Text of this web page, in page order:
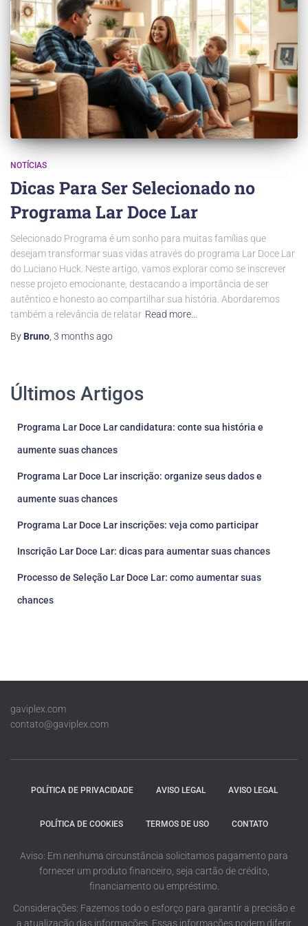
NOTÍCIAS
Dicas Para Ser Selecionado no
Programa Lar Doce Lar
Selecionado Programa é um sonho para muitas famílias que
desejam transformar suas vidas através do programa Lar Doce Lar
do Luciano Huck. Neste artigo, vamos explorar como se inscrever
nesse projeto emocionante, destacando a importância de ser
autêntico e honesto ao compartilhar sua história. Abordaremos
também a relevância de relatar Read more…
By Bruno 3 monthsago
Últimos Artigos
Programa Lar Doce Lar candidatura: conte sua história e
aumente suas chances
Programa Lar Doce Lar inscrição: organize seus dados e
aumente suas chances
Programa Lar Doce Lar inscrições: veja como participar
Inscrição Lar Doce Lar: dicas para aumentar suas chances
Processo de Seleção Lar Doce Lar: como aumentar suas
chances
gaviplex.com
contato@gaviplex.com
POLÍTICA DE PRIVACIDADE AVISO LEGAL AVISO LEGAL
POLÍTICA DE COOKIES TERMOS DE USO CONTATO
Aviso: Em nenhuma circunstância solicitamos pagamento para
fornecer um produto financeiro, seja cartão de crédito,
financiamento ou empréstimo.
Considerações: Fazemos todo o esforço para garantir a precisão e
a atualização das informações. Essas informações podem diferir